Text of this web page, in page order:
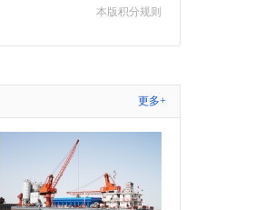
本版积分规则
更多+